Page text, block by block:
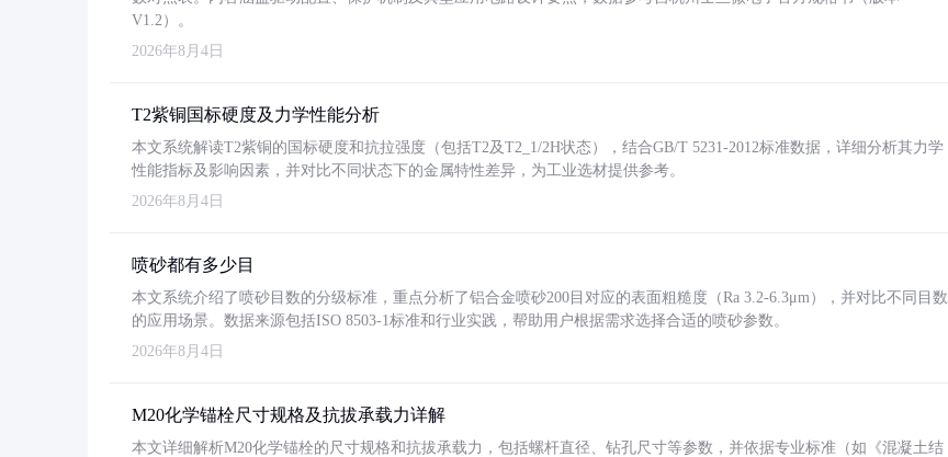
V1.2）。
2026年8月4日
T2紫铜国标硬度及力学性能分析
本文系统解读T2紫铜的国标硬度和抗拉强度（包括T2及T2_1/2H状态），结合GB/T 5231-2012标准数据，详细分析其力学
性能指标及影响因素，并对比不同状态下的金属特性差异，为工业选材提供参考。
2026年8月4日
喷砂都有多少目
本文系统介绍了喷砂目数的分级标准，重点分析了铝合金喷砂200目对应的表面粗糙度（Ra 3.2-6.3μm），并对比不同目数
的应用场景。数据来源包括ISO 8503-1标准和行业实践，帮助用户根据需求选择合适的喷砂参数。
2026年8月4日
M20化学锚栓尺寸规格及抗拔承载力详解
本文详细解析M20化学锚栓的尺寸规格和抗拔承载力，包括螺杆直径、钻孔尺寸等参数，并依据专业标准（如《混凝土结